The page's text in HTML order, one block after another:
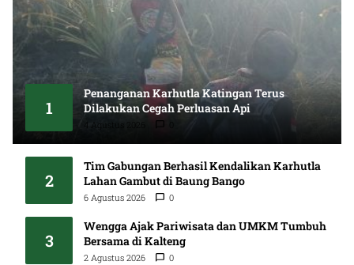
1
Penanganan Karhutla Katingan Terus
Dilakukan Cegah Perluasan Api
4 Agustus 2026
2
Tim Gabungan Berhasil Kendalikan Karhutla
Lahan Gambut di Baung Bango
6 Agustus 2026 0
3
Wengga Ajak Pariwisata dan UMKM Tumbuh
Bersama di Kalteng
2 Agustus 2026 0